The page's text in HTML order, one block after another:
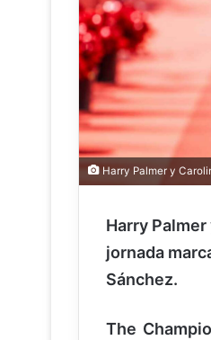
Harry Palmer y
Harry
jornada
Sánchez.
The